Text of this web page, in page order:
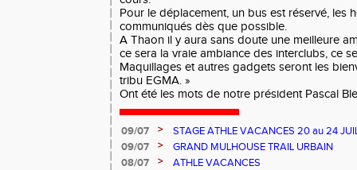
Pour le déplacement, un bus est réservé, les
communiqués dès que possible.
A Thaon il y aura sans doute une meilleure
ce sera la vraie ambiance des interclubs, ce
Maquillages et autres gadgets seront les
tribu EGMA. »
Ont été les mots de notre président Pascal
09/07 >
STAGE ATHLE VACANCES 20 au 24
MULHOUSE
09/07 >
GRAND MULHOUSE TRAIL URBAIN
08/07
>
ATHLE VACANCES